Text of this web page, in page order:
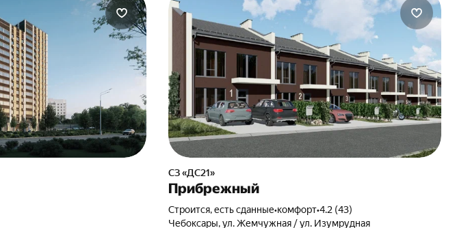
СЗ «ДС21»
Прибрежный
Строится, есть сданные•комфорт•4.2 (43)
Чебоксары, ул. Жемчужная / ул. Изумрудная